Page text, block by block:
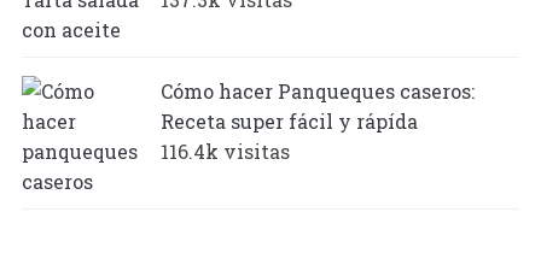
Cómo hacer Panqueques caseros:
Receta super fácil y rápída
116.4k visitas